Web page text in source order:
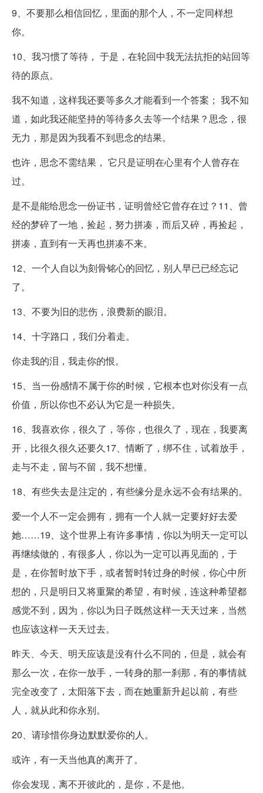
9、不要那么相信回忆，里面的那个人，不一定同样想
你。
10、我习惯了等待， 于是，在轮回中我无法抗拒的站回等
待的原点。
我不知道，这样我还要等多久才能看到一个答案； 我不知
道，如此我还能坚持的等待多久去等一个结果？思念，很
无力，那是因为我看不到思念的结果。
也许，思念不需结果， 它只是证明在心里有个人曾存在
过。
是不是能给思念一份证书，证明曾经它曾存在过？11、曾
经的梦碎了一地，捡起，努力拼凑，而后又碎，再捡起，
拼凑，直到有一天再也拼凑不来。
12、一个人自以为刻骨铭心的回忆，别人早已已经忘记
了。
13、不要为旧的悲伤，浪费新的眼泪。
14、十字路口，我们分着走。
你走我的泪，我走你的恨。
15、当一份感情不属于你的时候，它根本也对你没有一点
价值，所以你也不必认为它是一种损失。
16、我喜欢你，很久了，等你，也很久了，现在，我要离
开，比很久很久还要久17、情断了，绑不住，试着放手，
走与不走，留与不留，我不想懂。
18、有些失去是注定的，有些缘分是永远不会有结果的。
爱一个人不一定会拥有，拥有一个人就一定要好好去爱
她……19、这个世界上有许多事情，你以为明天一定可以
再继续做的，有很多人，你以为一定可以再见面的，于
是，在你暂时放下手，或者暂时转过身的时候，你心中所
想的，只是明日又将重聚的希望，有时候，连这种希望都
感觉不到，因为，你以为日子既然这样一天天过来，当然
也应该这样一天天过去。
昨天、今天、明天应该是没有什么不同的，但是，就会有
那么一次，在你一放手，一转身的那一刹那，有的事情就
完全改变了，太阳落下去，而在她重新升起以前，有些
人，就从此和你永别。
20、请珍惜你身边默默爱你的人。
或许，有一天当他真的离开了。
你会发现，离不开彼此的，是你，不是他。